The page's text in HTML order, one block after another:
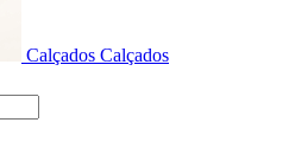
Calçados Calçados